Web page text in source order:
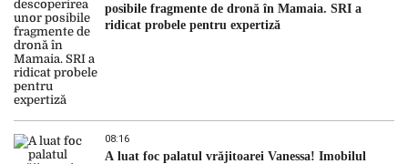
posibile fragmente de dronă în Mamaia. SRI a
ridicat probele pentru expertiză
08:16
A luat foc palatul vrăjitoarei Vanessa! Imobilul